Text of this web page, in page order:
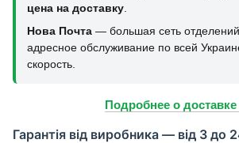
цена на доставку
Нова Почта — большая сеть отделений
адресное обслуживание по всей
скорость.
Подробнее о
Гарантія від виробника — від 3 до